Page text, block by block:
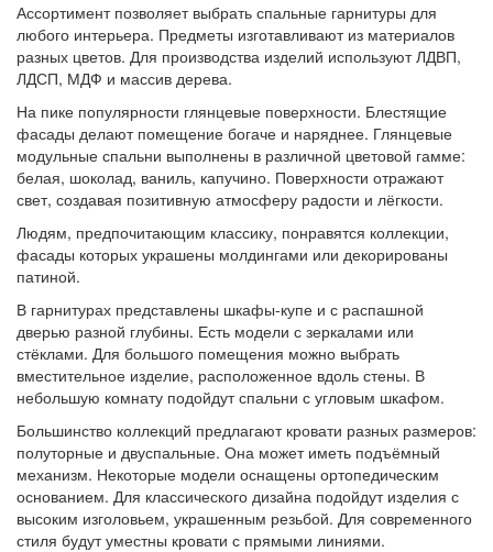
Ассортимент позволяет выбрать спальные гарнитуры для
любого интерьера. Предметы изготавливают из материалов
разных цветов. Для производства изделий используют ЛДВП,
ЛДСП, МДФ и массив дерева.
На пике популярности глянцевые поверхности. Блестящие
фасады делают помещение богаче и наряднее. Глянцевые
модульные спальни выполнены в различной цветовой гамме:
белая, шоколад, ваниль, капучино. Поверхности отражают
свет, создавая позитивную атмосферу радости и лёгкости.
Людям, предпочитающим классику, понравятся коллекции,
фасады которых украшены молдингами или декорированы
патиной.
В гарнитурах представлены шкафы-купе и с распашной
дверью разной глубины. Есть модели с зеркалами или
стёклами. Для большого помещения можно выбрать
вместительное изделие, расположенное вдоль стены. В
небольшую комнату подойдут спальни с угловым шкафом.
Большинство коллекций предлагают кровати разных размеров:
полуторные и двуспальные. Она может иметь подъёмный
механизм. Некоторые модели оснащены ортопедическим
основанием. Для классического дизайна подойдут изделия с
высоким изголовьем, украшенным резьбой. Для современного
стиля будут уместны кровати с прямыми линиями.